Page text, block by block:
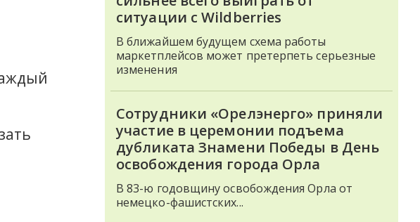
ситуации с Wildberries
В ближайшем будущем схема работы
маркетплейсов может претерпеть серьезные
изменения
Сотрудники «Орелэнерго» приняли
участие в церемонии подъема
дубликата Знамени Победы в День
освобождения города Орла
В 83-ю годовщину освобождения Орла от
немецко-фашистских...